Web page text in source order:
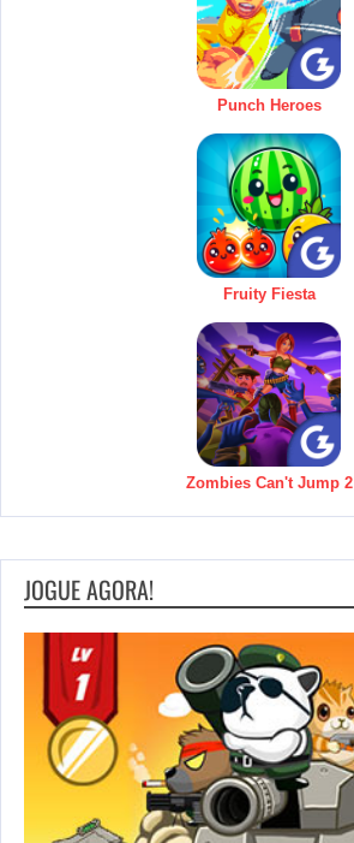
Punch Heroes
Fruity Fiesta
Zombies Can't Jump 2
JOGUE AGORA!